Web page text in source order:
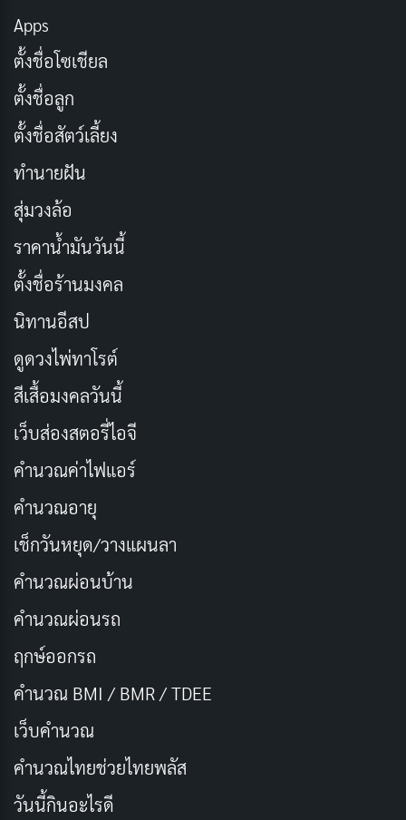
อาจกล่าวได้ว่าสแกมเมอร์คือกลุ่มอาชญากรยุคดิจิทัลที่มีรูป
แบบการ หลอกลวงเป็นกระบวนการ เป็นระบบ และใช้
จิตวิทยาเชิงลึกเพื่อโน้มน้าวให้คนเชื่อก่อนจะกอบโกยเงิน
ทองไปอย่างรวดเร็ว โชคร้ายคือเมื่อเหยื่อเสียเงินไปแล้ว
โอกาสได้คืนแทบเป็นศูนย์ พวกเขามักใช้บัญชีธนาคาร
ปลอม บัญชีม้า หรืออาจใช้สกุลเงินดิจิทัลในการฟอกเงิน
และหลบหนี ทำให้ติดตามได้ยาก
ต้นกำเนิดและความแพร่หลายของสแกมเม
อร์
ความแพร่หลายของสแกมเมอร์เริ่มชัดเจนเมื่ออินเทอร์เน็ต
กลายเป็นเรื่องปกติในชีวิตประจำวัน ประมาณ 20 ปีที่ผ่าน
มา ผู้คนติดต่อสื่อสารกันผ่านอีเมล หลังจากนั้นมีการพัฒนา
Apps
ตั้งชื่อโซเชียล
ตั้งชื่อลูก
ตั้งชื่อสัตว์เลี้ยง
ทำนายฝัน
สุ่มวงล้อ
ราคาน้ำมันวันนี้
ตั้งชื่อร้านมงคล
นิทานอีสป
ดูดวงไพ่ทาโรต์
สีเสื้อมงคลวันนี้
เว็บส่องสตอรี่ไอจี
คำนวณค่าไฟแอร์
คำนวณอายุ
เช็กวันหยุด/วางแผนลา
คำนวณผ่อนบ้าน
คำนวณผ่อนรถ
ฤกษ์ออกรถ
คำนวณ BMI / BMR / TDEE
เว็บคํานวณ
คํานวณไทยช่วยไทยพลัส
วันนี้กินอะไรดี